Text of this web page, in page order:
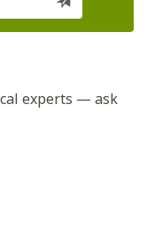
experts — ask